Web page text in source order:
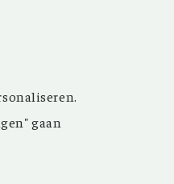
gaan